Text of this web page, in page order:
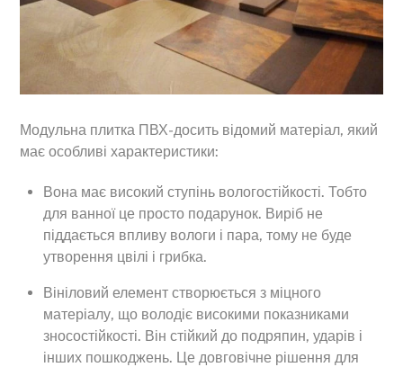
Модульна плитка ПВХ-досить відомий матеріал, який
має особливі характеристики:
Вона має високий ступінь вологостійкості. Тобто
для ванної це просто подарунок. Виріб не
піддається впливу вологи і пара, тому не буде
утворення цвілі і грибка.
Вініловий елемент створюється з міцного
матеріалу, що володіє високими показниками
зносостійкості. Він стійкий до подряпин, ударів і
інших пошкоджень. Це довговічне рішення для